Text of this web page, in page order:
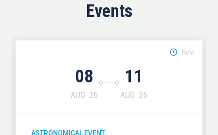
Events
08
AUG 26
11
AUG 26
Now
ASTRONOMICAL EVENT